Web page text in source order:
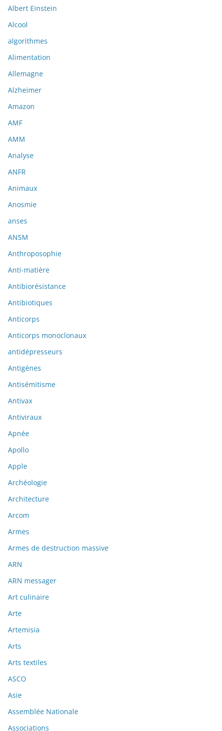
Albert Einstein
Alcool
algorithmes
Alimentation
Allemagne
Alzheimer
Amazon
AMF
AMM
Analyse
ANFR
Animaux
Anosmie
anses
ANSM
Anthroposophie
Anti-matière
Antibiorésistance
Antibiotiques
Anticorps
Anticorps monoclonaux
antidépresseurs
Antigènes
Antisémitisme
Antivax
Antiviraux
Apnée
Apollo
Apple
Archéologie
Architecture
Arcom
Armes
Armes de destruction massive
ARN
ARN messager
Art culinaire
Arte
Artemisia
Arts
Arts textiles
ASCO
Asie
Assemblée Nationale
Associations